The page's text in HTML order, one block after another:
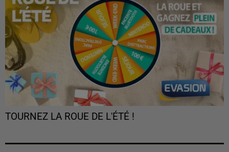
TOURNEZ LA ROUE DE L'ÉTÉ !